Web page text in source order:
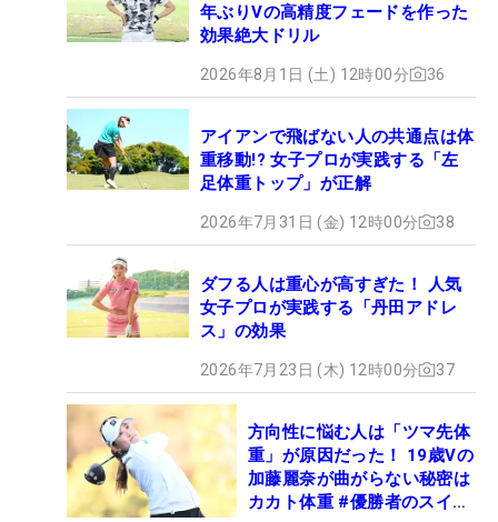
年ぶりVの高精度フェードを作った
効果絶大ドリル
2026年8月1日 (土) 12時00分 36
アイアンで飛ばない人の共通点は体
重移動!? 女子プロが実践する「左
足体重トップ」が正解
2026年7月31日 (金) 12時00分 38
ダフる人は重心が高すぎた！ 人気
女子プロが実践する「丹田アドレ
ス」の効果
2026年7月23日 (木) 12時00分 37
方向性に悩む人は「ツマ先体
重」が原因だった！ 19歳Vの
加藤麗奈が曲がらない秘密は
カカト体重 #優勝者のスイン